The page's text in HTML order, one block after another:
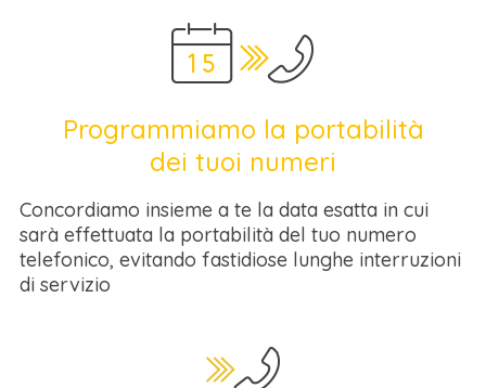
Programmiamo la portabilità
dei tuoi numeri
Concordiamo insieme a te la data esatta in cui
sarà effettuata la portabilità del tuo numero
telefonico, evitando fastidiose lunghe interruzioni
di servizio